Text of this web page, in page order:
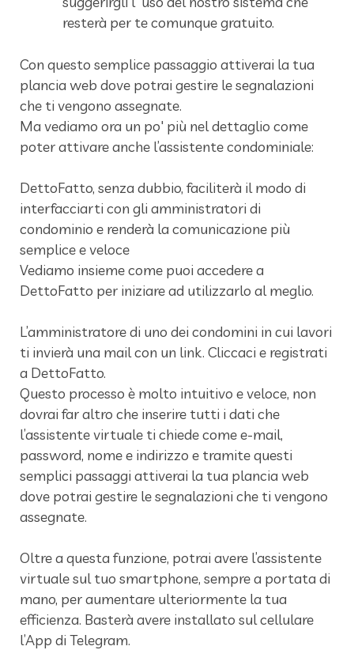
resterà per te comunque gratuito.
Con questo semplice passaggio attiverai la tua
plancia web dove potrai gestire le segnalazioni
che ti vengono assegnate.
Ma vediamo ora un po' più nel dettaglio come
poter attivare anche l’assistente condominiale:
DettoFatto, senza dubbio, faciliterà il modo di
interfacciarti con gli amministratori di
condominio e renderà la comunicazione più
semplice e veloce
Vediamo insieme come puoi accedere a
DettoFatto per iniziare ad utilizzarlo al meglio.
L’amministratore di uno dei condomini in cui lavori
ti invierà una mail con un link. Cliccaci e registrati
a DettoFatto.
Questo processo è molto intuitivo e veloce, non
dovrai far altro che inserire tutti i dati che
l’assistente virtuale ti chiede come e-mail,
password, nome e indirizzo e tramite questi
semplici passaggi attiverai la tua plancia web
dove potrai gestire le segnalazioni che ti vengono
assegnate.
Oltre a questa funzione, potrai avere l’assistente
virtuale sul tuo smartphone, sempre a portata di
mano, per aumentare ulteriormente la tua
efficienza. Basterà avere installato sul cellulare
l’App di Telegram.